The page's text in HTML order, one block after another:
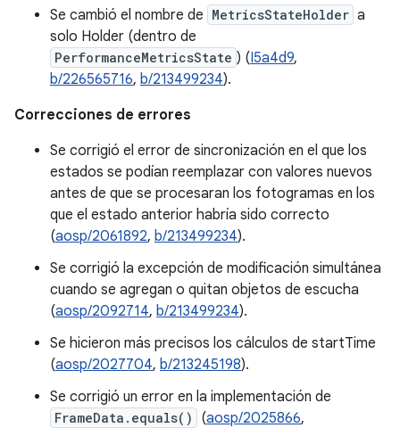
Se cambió el nombre de MetricsStateHolder a
solo Holder (dentro de
PerformanceMetricsState ) (I5a4d9,
b/226565716, b/213499234).
Correcciones de errores
Se corrigió el error de sincronización en el que los
estados se podían reemplazar con valores nuevos
antes de que se procesaran los fotogramas en los
que el estado anterior habría sido correcto
(aosp/2061892, b/213499234).
Se corrigió la excepción de modificación simultánea
cuando se agregan o quitan objetos de escucha
(aosp/2092714, b/213499234).
Se hicieron más precisos los cálculos de startTime
(aosp/2027704, b/213245198).
Se corrigió un error en la implementación de
FrameData.equals() (aosp/2025866,